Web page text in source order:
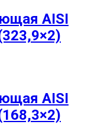
AISI
AISI